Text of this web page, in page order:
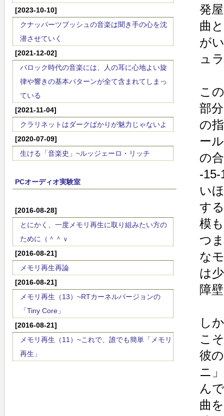
[2023-10-10]
クナッパーツブッシュの音楽は聞き手の心を沈
潜させていく
[2021-12-02]
バロック時代の音楽には、人の耳に心地よい旋
律や響きの基本パターンが全て含まれてしまっ
ている
[2021-11-04]
クラリネットはダークばかりが魅力じゃないよ
[2020-07-09]
生ける「音楽史」~ルッジェーロ・リッチ
PCオーディオ実験室
[2016-08-28]
とにかく、一度メモリ再生に取り組みたい方の
ために（＾＾ｖ
[2016-08-21]
メモリ再生再論
[2016-08-21]
メモリ再生（13）~RTカーネルバージョンの
「Tiny Core」
[2016-08-21]
メモリ再生（11）~これで、誰でも簡単「メモリ
再生」
発
曲
が
ュ
こ
部
の
ー
の
-
い
す
模
つ
な
は
障
し
こ
彼
ニ
ん
曲